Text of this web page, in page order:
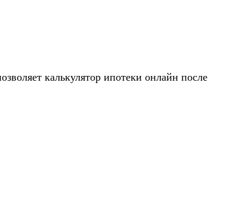
калькулятор ипотеки онлайн после